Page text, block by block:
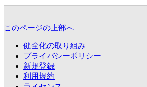
このページの上部へ
健全化の取り組み
プライバシーポリシー
新規登録
利用規約